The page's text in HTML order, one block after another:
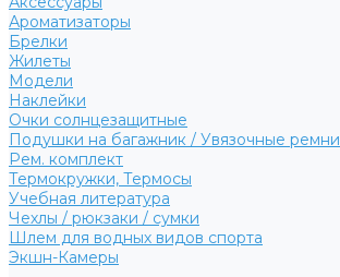
Ароматизаторы
Брелки
Жилеты
Модели
Наклейки
Очки солнцезащитные
Подушки на багажник / Увязочные ремни
Рем. комплект
Термокружки, Термосы
Учебная литература
Чехлы / рюкзаки / сумки
Шлем для водных видов спорта
Экшн-Камеры